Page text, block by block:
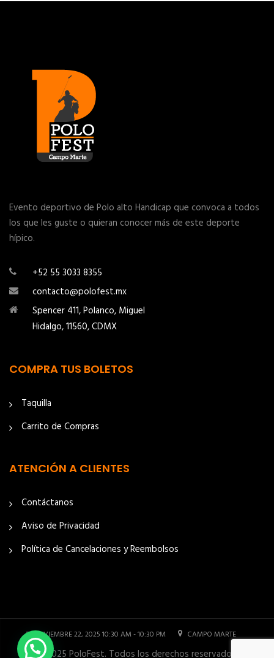
Evento deportivo de Polo alto Handicap que convoca a todos
los que les guste o quieran conocer más de este deporte
hípico.
+52 55 3033 8355
contacto@polofest.mx
Spencer 411, Polanco, Miguel
Hidalgo, 11560, CDMX
COMPRA TUS BOLETOS
Taquilla
Carrito de Compras
ATENCIÓN A CLIENTES
Contáctanos
Aviso de Privacidad
Política de Cancelaciones y Reembolsos
NOVIEMBRE 22, 2025 10:30 AM - 10:30 PM CAMPO MARTE
© 2025 PoloFest. Todos los derechos reservados.